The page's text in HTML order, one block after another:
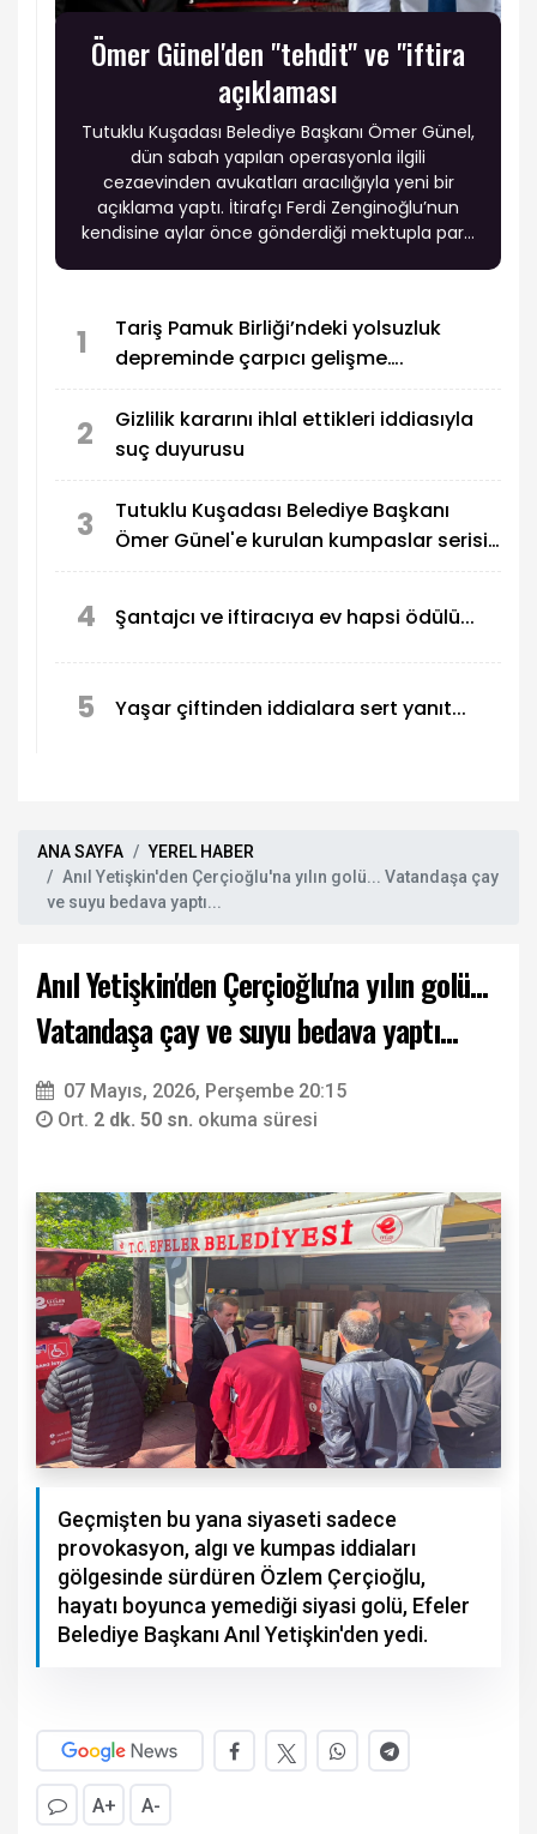
Ömer Günel'den "tehdit" ve "iftira
açıklaması
Tutuklu Kuşadası Belediye Başkanı Ömer Günel,
dün sabah yapılan operasyonla ilgili
cezaevinden avukatları aracılığıyla yeni bir
açıklama yaptı. İtirafçı Ferdi Zenginoğlu’nun
kendisine aylar önce gönderdiği mektupla para
1
Tariş Pamuk Birliği’ndeki yolsuzluk
depreminde çarpıcı gelişme….
2
Gizlilik kararını ihlal ettikleri iddiasıyla
suç duyurusu
3
Tutuklu Kuşadası Belediye Başkanı
Ömer Günel'e kurulan kumpaslar serisi
4 Şantajcı ve iftiracıya ev hapsi ödülü...
5 Yaşar çiftinden iddialara sert yanıt...
ANA SAYFA
YEREL HABER
Anıl Yetişkin'den Çerçioğlu'na yılın golü... Vatandaşa çay
ve suyu bedava yaptı...
Anıl Yetişkin'den Çerçioğlu'na yılın golü...
Vatandaşa çay ve suyu bedava yaptı...
07 Mayıs, 2026, Perşembe 20:15
Ort. 2 dk. 50 sn. okuma süresi
Geçmişten bu yana siyaseti sadece
provokasyon, algı ve kumpas iddiaları
gölgesinde sürdüren Özlem Çerçioğlu,
hayatı boyunca yemediği siyasi golü, Efeler
Belediye Başkanı Anıl Yetişkin'den yedi.
A+ A-